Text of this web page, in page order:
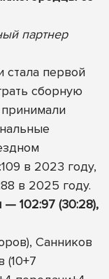
партнер
стала первой
сборную
в 2023 году,
в 2025 году.
102:97 (30:28),
Санников
(10+7